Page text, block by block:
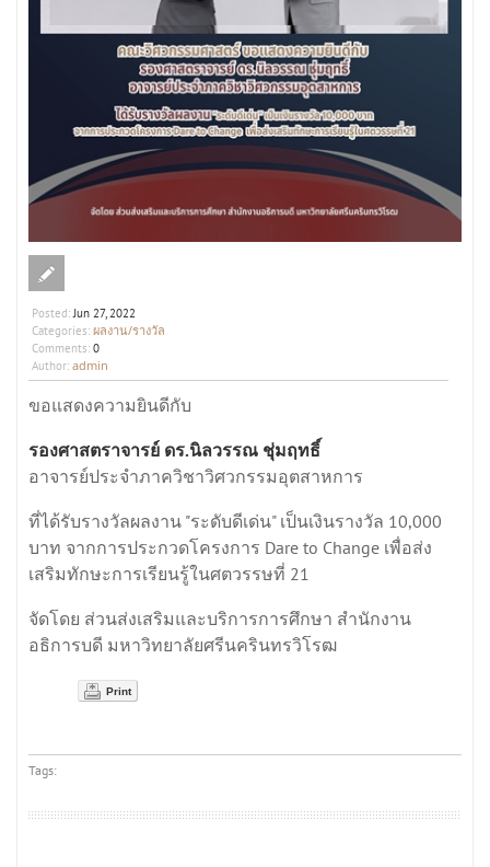
Posted:Jun 27, 2022
Categories: ผลงาน/รางวัล
Comments: 0
Author: admin
ขอแสดงความยินดีกับ
รองศาสตราจารย์ ดร.นิลวรรณ ชุ่มฤทธิ์
อาจารย์ประจำภาควิชาวิศวกรรมอุตสาหการ
ที่ได้รับรางวัลผลงาน "ระดับดีเด่น" เป็นเงินรางวัล 10,000
บาท จากการประกวดโครงการ Dare to Change เพื่อส่ง
เสริมทักษะการเรียนรู้ในศตวรรษที่ 21
จัดโดย ส่วนส่งเสริมและบริการการศึกษา สำนักงาน
อธิการบดี มหาวิทยาลัยศรีนครินทรวิโรฒ
Print
Tags: